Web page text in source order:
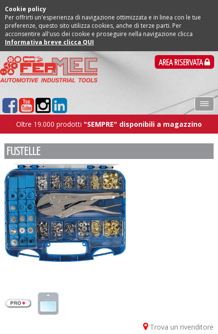
Cookie policy
Per offrirti un'esperienza di navigazione ottimizzata e in linea con le tue
preferenze, questo sito utilizza cookies, anche di terze parti. Per
acconsentire all'uso dei cookie e proseguire nella navigazione clicca
Informativa breve clicca QUI
AREA RISERVATA
Oltre 19.000 prodotti "SEMPRE" disponibili a magazzino
FUSTELLE
Trova un rivenditore